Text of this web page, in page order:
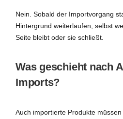
Nein. Sobald der Importvorgang
Hintergrund weiterlaufen, selbst
Seite bleibt oder sie schließt.
Was geschieht nach
Imports?
Auch importierte Produkte